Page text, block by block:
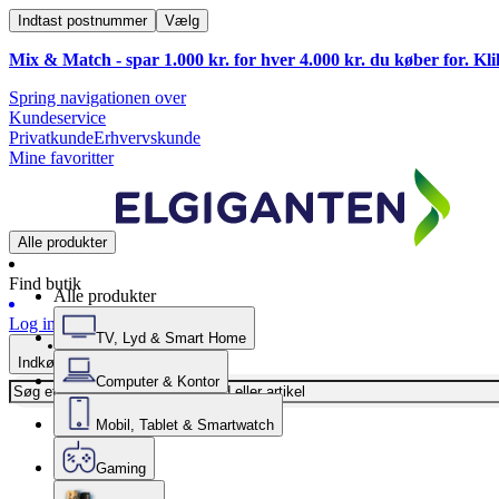
Indtast postnummer Vælg
Mix & Match - spar 1.000 kr. for hver 4.000 kr. du køber for.
Spring navigationen over
Kundeservice
PrivatkundeErhvervskunde
Mine favoritter
Alle produkter
Find butik
Log ind
Indkøbskurv
Alle produkter
TV, Lyd & Smart Home
Computer & Kontor
Mobil, Tablet & Smartwatch
Gaming